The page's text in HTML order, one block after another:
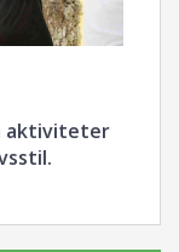
aktiviteter